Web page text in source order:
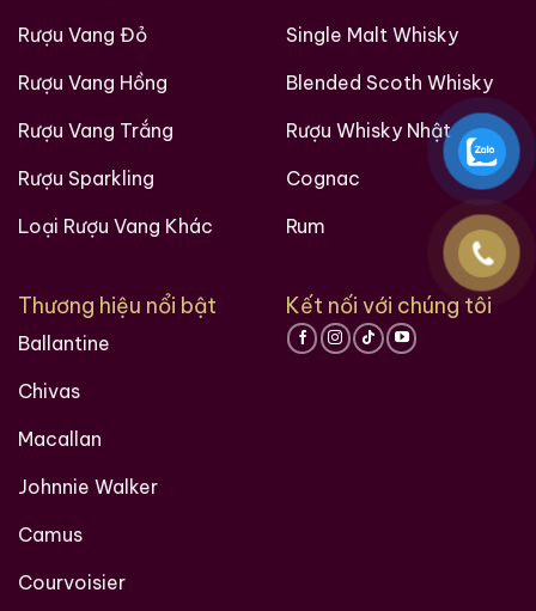
Rượu Vang Đỏ
Rượu Vang Hồng
Rượu Vang Trắng
Rượu Sparkling
Loại Rượu Vang Khác
Single Malt Whisky
Blended Scoth Whisky
Rượu Whisky Nhật
Cognac
Rum
Thương hiệu nổi bật
Ballantine
Chivas
Macallan
Johnnie Walker
Camus
Courvoisier
Kết nối với chúng tôi